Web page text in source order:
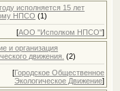
исполняется 15 лет
НПСО (1)
[АОО "Исполком НПСО"]
и организация
движения. (2)
[Городское Общественное
Экологическое Движение]